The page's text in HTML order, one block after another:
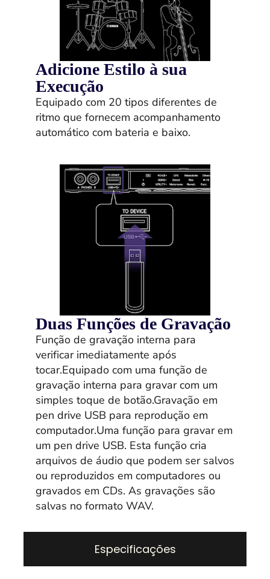
Especificações
Adicione Estilo à sua
Execução
Equipado com 20 tipos diferentes de
ritmo que fornecem acompanhamento
automático com bateria e baixo.
Duas Funções de Gravação
Função de gravação interna para
verificar imediatamente após
tocar.Equipado com uma função de
gravação interna para gravar com um
simples toque de botão.Gravação em
pen drive USB para reprodução em
computador.Uma função para gravar em
um pen drive USB. Esta função cria
arquivos de áudio que podem ser salvos
ou reproduzidos em computadores ou
gravados em CDs. As gravações são
salvas no formato WAV.